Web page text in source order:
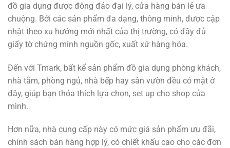
đồ gia dụng được đông đảo đại lý, cửa hàng bán lẻ ưa
chuộng. Bởi các sản phẩm đa dạng, thông minh, được cập
nhật theo xu hướng mới nhất của thị trường, có đầy đủ
giấy tờ chứng minh nguồn gốc, xuất xứ hàng hóa.
Đến với Tmark, bất kể sản phẩm đồ gia dụng phòng khách,
nhà tắm, phòng ngủ, nhà bếp hay sân vườn đều có mặt ở
đây, giúp bạn thỏa thích lựa chọn, set up cho shop của
mình.
Hơn nữa, nhà cung cấp này có mức giá sản phẩm ưu đãi,
chính sách bán hàng hợp lý, có chiết khấu cao cho các đơn